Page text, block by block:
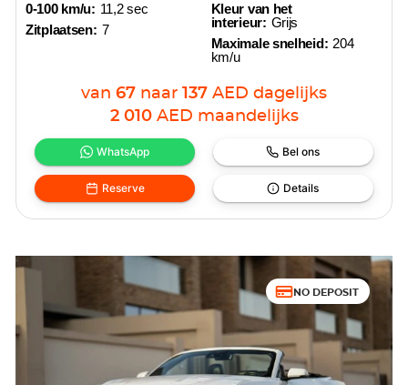
0-100 km/u: 11,2 sec
Zitplaatsen: 7
Kleur van het
interieur: Grijs
Maximale snelheid: 204
km/u
van 67 naar 137 AED dagelijks
2 010 AED maandelijks
WhatsApp Bel ons
Reserve Details
NO DEPOSIT